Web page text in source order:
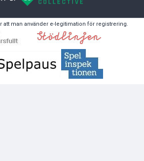
att man använder e-legitimation för registrering.